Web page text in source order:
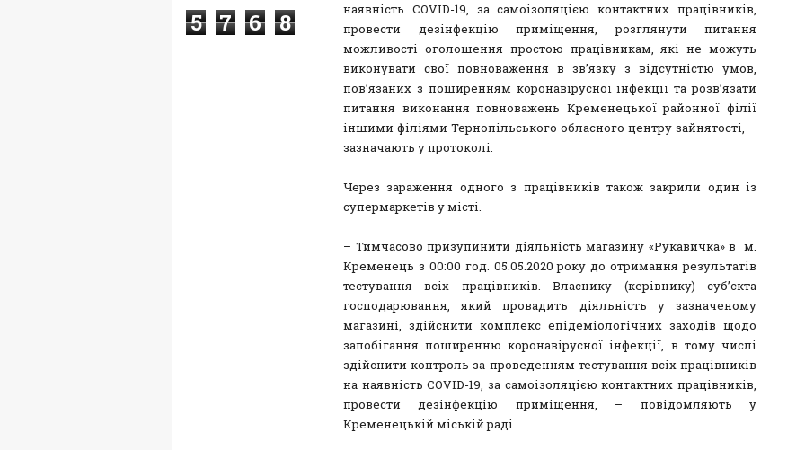
наявність COVID-19, за самоізоляцією контактних працівників,
провести дезінфекцію приміщення, розглянути питання
можливості оголошення простою працівникам, які не можуть
виконувати свої повноваження в зв’язку з відсутністю умов,
пов’язаних з поширенням коронавірусної інфекції та розв’язати
питання виконання повноважень Кременецької районної філії
іншими філіями Тернопільського обласного центру зайнятості, –
зазначають у протоколі.
Через зараження одного з працівників також закрили один із
супермаркетів у місті.
– Тимчасово призупинити діяльність магазину «Рукавичка» в м.
Кременець з 00:00 год. 05.05.2020 року до отримання результатів
тестування всіх працівників. Власнику (керівнику) суб’єкта
господарювання, який провадить діяльність у зазначеному
магазині, здійснити комплекс епідеміологічних заходів щодо
запобігання поширенню коронавірусної інфекції, в тому числі
здійснити контроль за проведенням тестування всіх працівників
на наявність COVID-19, за самоізоляцією контактних працівників,
провести дезінфекцію приміщення, – повідомляють у
Кременецькій міській раді.
5 7 6 8